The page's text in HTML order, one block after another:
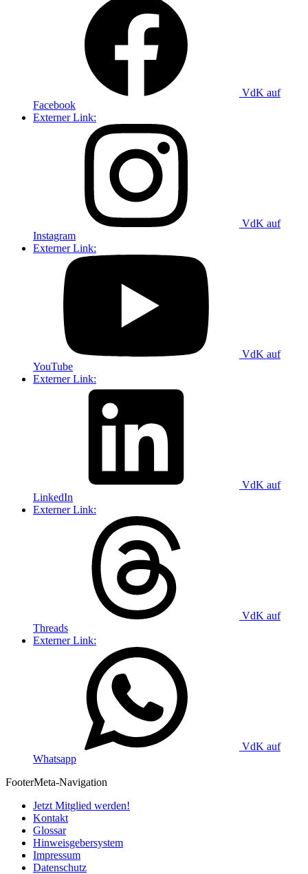
VdK auf
Facebook
Externer Link:
VdK auf
Instagram
Externer Link:
VdK auf
YouTube
Externer Link:
VdK auf
LinkedIn
Externer Link:
VdK auf
Threads
Externer Link:
VdK auf
Whatsapp
FooterMeta-Navigation
Jetzt Mitglied werden!
Kontakt
Glossar
Hinweisgebersystem
Impressum
Datenschutz